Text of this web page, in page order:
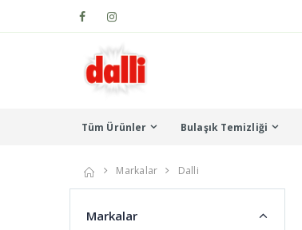
Tüm Ürünler Bulaşık Temizliği
Markalar Dalli
Markalar